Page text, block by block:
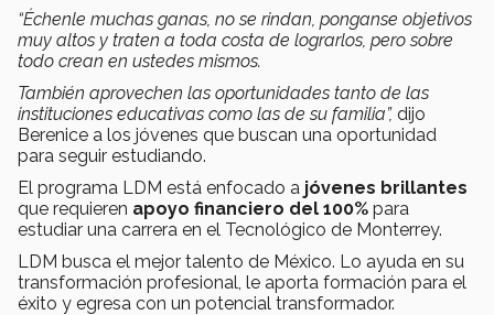
“Échenle muchas ganas, no se rindan, ponganse objetivos
muy altos y traten a toda costa de lograrlos, pero sobre
todo crean en ustedes mismos.
También aprovechen las oportunidades tanto de las
instituciones educativas como las de su familia”, dijo
Berenice a los jóvenes que buscan una oportunidad
para seguir estudiando.
El programa LDM está enfocado a jóvenes brillantes
que requieren apoyo financiero del 100% para
estudiar una carrera en el Tecnológico de Monterrey.
LDM busca el mejor talento de México. Lo ayuda en su
transformación profesional, le aporta formación para el
éxito y egresa con un potencial transformador.